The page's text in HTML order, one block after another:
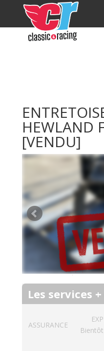
HEWLAND
[VENDU]
Les services +
ASSURANCE